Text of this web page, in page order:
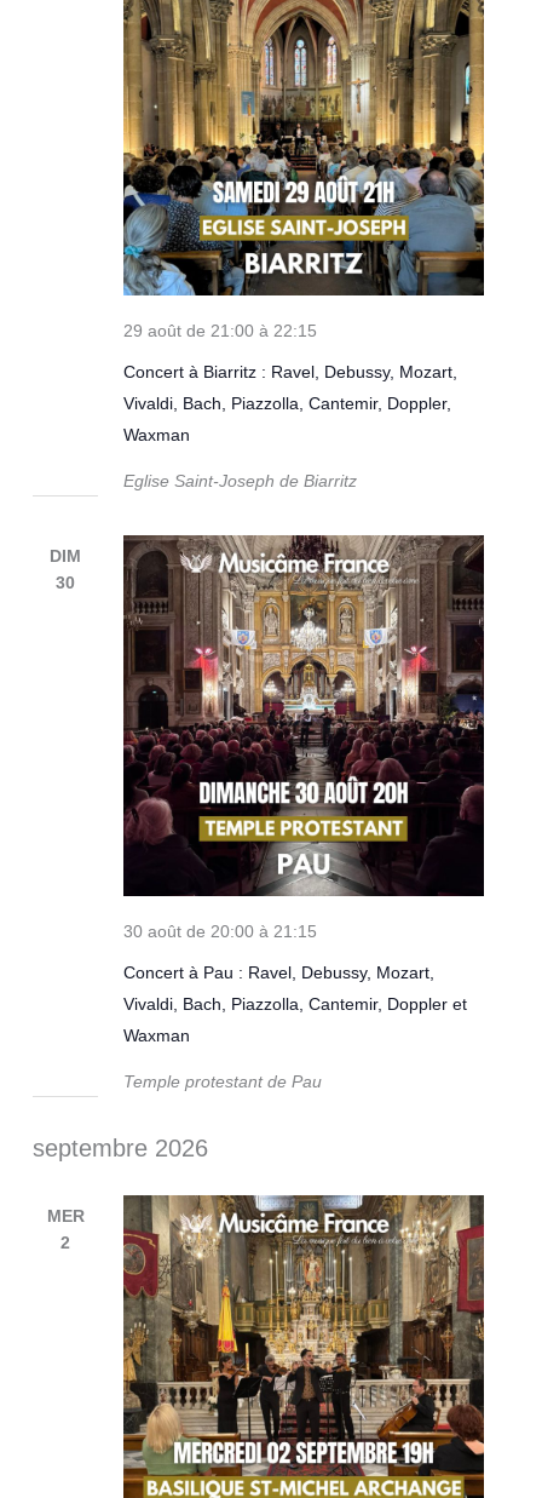
Concert à Biarritz : Ravel, Debussy, Mozart,
Vivaldi, Bach, Piazzolla, Cantemir, Doppler,
Waxman
29 août de 21:00 à 22:15
Eglise Saint-Joseph de Biarritz
DIM
30
Concert à Pau : Ravel, Debussy, Mozart,
Vivaldi, Bach, Piazzolla, Cantemir, Doppler et
Waxman
30 août de 20:00 à 21:15
Temple protestant de Pau
septembre 2026
MER
2